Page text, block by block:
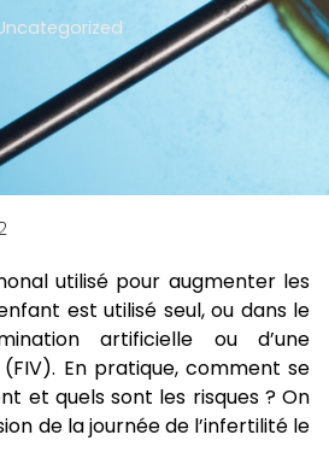
utilisé pour augmenter les
est utilisé seul, ou dans le
artificielle ou d’une
En pratique, comment se
et quels sont les risques ? On
de la journée de l’infertilité le